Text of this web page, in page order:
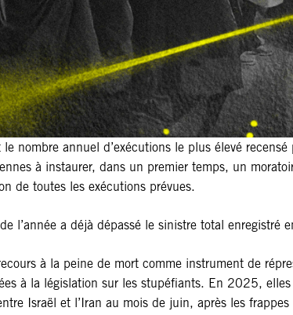
nombre annuel d’exécutions le plus élevé recensé
à instaurer, dans un premier temps, un
de toutes les exécutions prévues.
l’année a déjà dépassé le sinistre total enregistré
à la peine de mort comme instrument de
à la législation sur les stupéfiants. En 2025,
Israël et l’Iran au mois de juin, après les